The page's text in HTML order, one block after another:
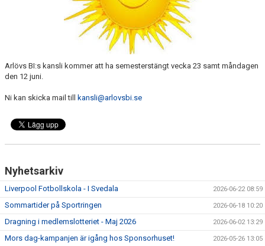
MATCHER
VÅRA KLUBBKLÄDER
HITTA HIT
Arlövs BI:s kansli kommer att ha semesterstängt vecka 23 samt måndagen
den 12 juni.
Ni kan skicka mail till kansli@arlovsbi.se
Nyhetsarkiv
Liverpool Fotbollskola - I Svedala 2026-06-22 08:59
Sommartider på Sportringen 2026-06-18 10:20
Dragning i medlemslotteriet - Maj 2026 2026-06-02 13:29
Mors dag-kampanjen är igång hos Sponsorhuset! 2026-05-26 13:05